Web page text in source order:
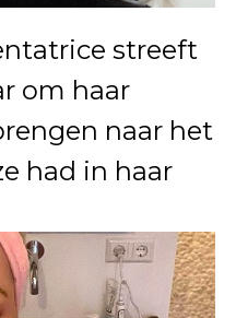
streeft
om haar
naar het
had in haar